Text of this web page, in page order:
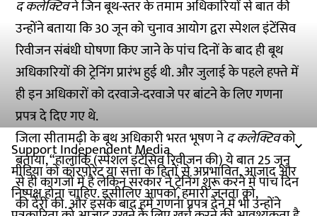
Support Independent Media
मीडिया को कॉरपोरेट या सत्ता के हितों से अप्रभावित, आजाद और
निष्पक्ष होना चाहिए. इसीलिए आपको, हमारी जनता को,
द कलेक्टिवने जिन बूथ-स्तर के तमाम अधिकारियों से बात की
उन्होंने बताया कि 30 जून को चुनाव आयोग द्वरा स्पेशल इंटेंसिव
रिवीजन संबंधी घोषणा किए जाने के पांच दिनों के बाद ही बूथ
अधिकारियों की ट्रेनिंग प्रारंभ हुई थी. और जुलाई के पहले हफ्ते में
ही इन अधिकारों को दरवाजे-दरवाजे पर बांटने के लिए गणना
प्रपत्र दे दिए गए थे.
जिला सीतामढ़ी के बूथ अधिकारी भरत भूषण नेद कलेक्टिवको
बताया, “हालांकि (स्पेशल इंटेंसिव रिवीजन की) ये बात 25 जून
से ही कागजों में है लेकिन सरकार ने ट्रेनिंग शुरू करने में पांच दिन
की देरी की. और इसके बाद हमें गणना प्रपत्र देने में भी उन्होंने